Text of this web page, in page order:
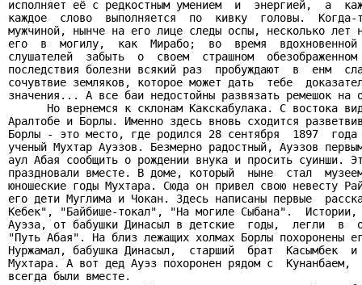
исполняет её с редкостным умением  и  энергией,  а
каждое  слово  выполняется  по  кивку  головы.
мужчиной, нынче на его лице следы оспы, несколько лет
его  в  могилу,  как  Мирабо;  во  время  вдохновенной
слушателей  забыть  о  своем  страшном
последствия болезни всякий раз  пробуждают  в  енм
сочувтвие земляков, которое может дать  тебе
значения... А все баи недостойны развязать ремешок на
Но вернемся к склонам Какскабулака. С востока
Аралтобе и Борлы. Именно здесь вновь сходится
Борлы - это место, где родился 28 сентября  1897
ученый Мухтар Ауэзов. Безмерно радостный, Ауэзов
аул Абая сообщить о рождении внука и просить суинши.
праздновали вместе. В доме, который  ныне  стал
юношеские годы Мухтара. Сюда он привел свою невесту
его дети Муглима и Чокан. Здесь написаны первые
Кебек", "Байбише-токал", "На могиле Сыбана".
Ауэза, от бабушки Динасыл в детские  годы,  легли  в
"Путь Абая". На близ лежащих холмах Борлы похоронены
Нуржамал, бабушка Динасыл,  старший  брат  Касымбек  и
Мухтара. А вот дед Ауэз похоронен рядом с
всегда были вместе.